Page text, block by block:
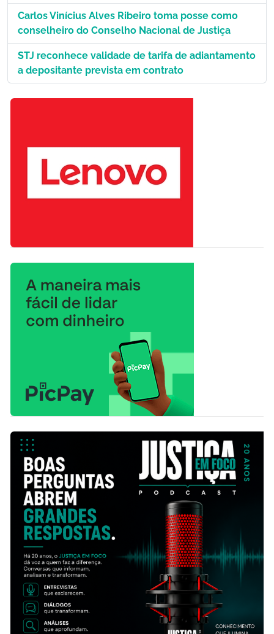
Carlos Vinícius Alves Ribeiro toma posse como
conselheiro do Conselho Nacional de Justiça
STJ reconhece validade de tarifa de adiantamento
a depositante prevista em contrato